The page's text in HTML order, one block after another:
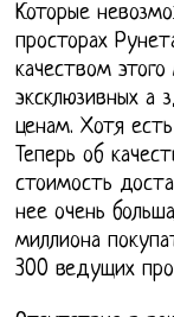
Которые
просторах
качеством
эксклюзивных а
ценам. Хотя
Теперь об
стоимость
нее очень
миллиона
300 ведущих